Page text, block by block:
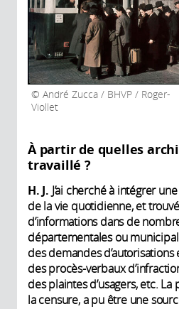
André Zucca / BHVP / Roger-
Viollet
À partir de quelles
travaillé ?
H. J. J’ai cherché à intégrer
de la vie quotidienne, et
d’informations dans de
départementales ou
des demandes
des procès-verbaux
des plaintes d’usagers, etc. La
la censure, a pu être une